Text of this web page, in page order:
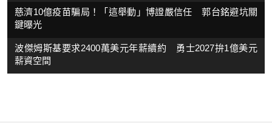
慈濟10億疫苗騙局！「這舉動」博證嚴信任 郭台銘避坑關
鍵曝光
波傑姆斯基要求2400萬美元年薪續約 勇士2027拚1億美元
薪資空間